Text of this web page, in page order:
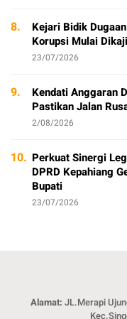
8.
Kejari Bidik
Korupsi Mulai Dikaji
23/07/2026
9.
Kendati Anggaran
Pastikan Jalan
2/08/2026
10. Perkuat Sinergi
DPRD Kepahiang
Bupati
23/07/2026
Alamat: JL.Merapi